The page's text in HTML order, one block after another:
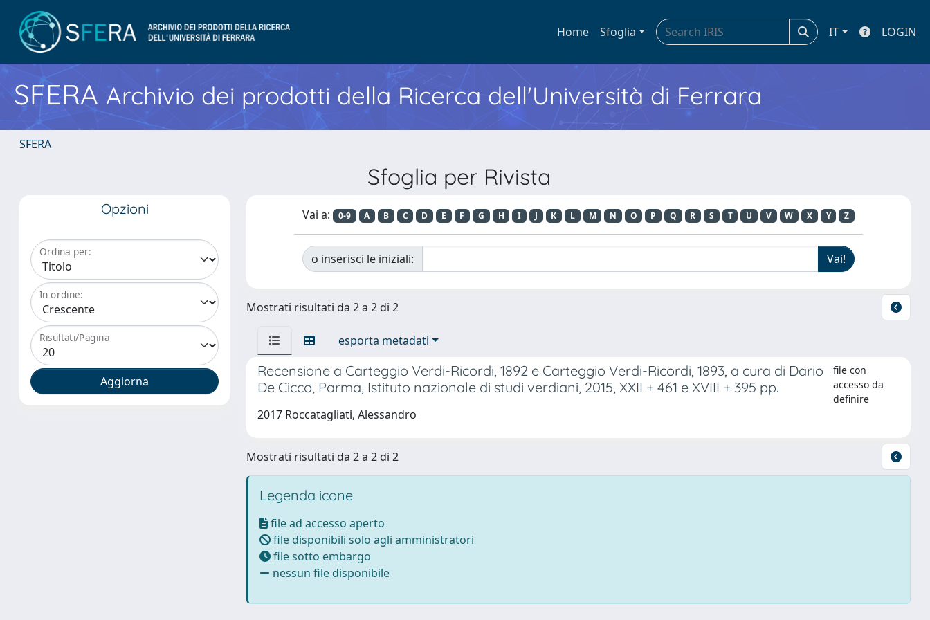
Home Sfoglia IT LOGIN
SFERA Archivio dei prodotti della Ricerca dell'Università di Ferrara
SFERA
Sfoglia per Rivista
Opzioni
Ordina per:
In ordine:
Risultati/Pagina
Vai a: 0-9 A B C D E F G H I J K L M N O P Q R S T U V W X Y Z
o inserisci le iniziali:
Mostrati risultati da 2 a 2 di 2
esporta metadati
Recensione a Carteggio Verdi-Ricordi, 1892 e Carteggio Verdi-Ricordi, 1893, a cura di Dario
De Cicco, Parma, Istituto nazionale di studi verdiani, 2015, XXII + 461 e XVIII + 395 pp.
file con
accesso da
definire
2017 Roccatagliati, Alessandro
Mostrati risultati da 2 a 2 di 2
Legenda icone
file ad accesso aperto
file disponibili solo agli amministratori
file sotto embargo
nessun file disponibile